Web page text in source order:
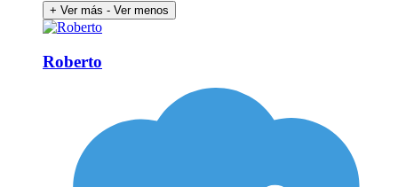
+ Ver más - Ver menos
Roberto